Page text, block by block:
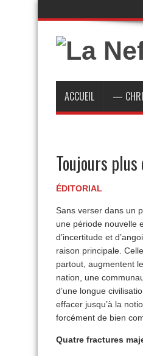
ACCUEIL —
Toujours
ÉDITORIAL
Sans verser dans un
une période nouvelle
d’incertitude et
raison principale.
partout, augmentent
nation, une
d’une longue
effacer jusqu’à la
forcément de bien
Quatre fractures